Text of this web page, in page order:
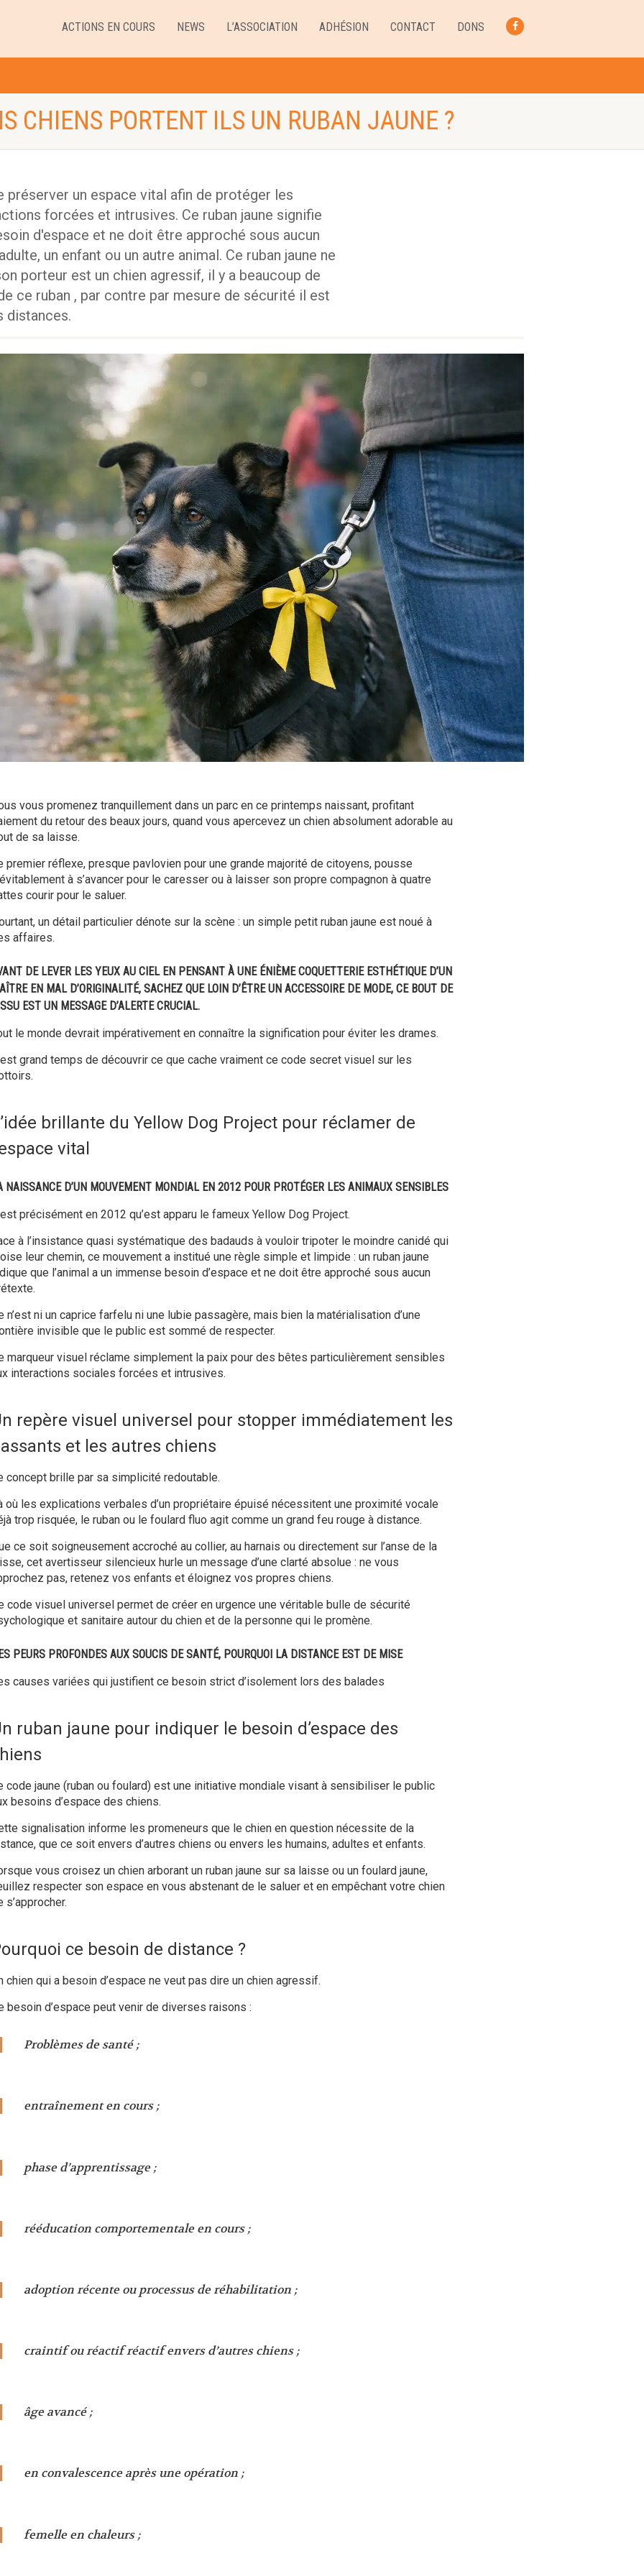
ACTIONS EN COURS NEWS L’ASSOCIATION ADHÉSION CONTACT DONS
CHIENS PORTENT ILS UN RUBAN JAUNE ?
préserver un espace vital afin de protéger les
forcées et intrusives. Ce ruban jaune signifie
d'espace et ne doit être approché sous aucun
un enfant ou un autre animal. Ce ruban jaune ne
porteur est un chien agressif, il y a beaucoup de
ce ruban , par contre par mesure de sécurité il est
distances.
vous promenez tranquillement dans un parc en ce printemps naissant, profitant
du retour des beaux jours, quand vous apercevez un chien absolument adorable au
de sa laisse.
premier réflexe, presque pavlovien pour une grande majorité de citoyens, pousse
à s’avancer pour le caresser ou à laisser son propre compagnon à quatre
courir pour le saluer.
un détail particulier dénote sur la scène : un simple petit ruban jaune est noué à
affaires.
DE LEVER LES YEUX AU CIEL EN PENSANT À UNE ÉNIÈME COQUETTERIE ESTHÉTIQUE D’UN
EN MAL D’ORIGINALITÉ, SACHEZ QUE LOIN D’ÊTRE UN ACCESSOIRE DE MODE, CE BOUT DE
EST UN MESSAGE D’ALERTE CRUCIAL.
le monde devrait impérativement en connaître la signification pour éviter les drames.
grand temps de découvrir ce que cache vraiment ce code secret visuel sur les
brillante du Yellow Dog Project pour réclamer de
vital
NAISSANCE D’UN MOUVEMENT MONDIAL EN 2012 POUR PROTÉGER LES ANIMAUX SENSIBLES
précisément en 2012 qu’est apparu le fameux Yellow Dog Project.
à l’insistance quasi systématique des badauds à vouloir tripoter le moindre canidé qui
leur chemin, ce mouvement a institué une règle simple et limpide : un ruban jaune
que l’animal a un immense besoin d’espace et ne doit être approché sous aucun
n’est ni un caprice farfelu ni une lubie passagère, mais bien la matérialisation d’une
invisible que le public est sommé de respecter.
marqueur visuel réclame simplement la paix pour des bêtes particulièrement sensibles
interactions sociales forcées et intrusives.
repère visuel universel pour stopper immédiatement les
et les autres chiens
concept brille par sa simplicité redoutable.
où les explications verbales d’un propriétaire épuisé nécessitent une proximité vocale
trop risquée, le ruban ou le foulard fluo agit comme un grand feu rouge à distance.
ce soit soigneusement accroché au collier, au harnais ou directement sur l’anse de la
cet avertisseur silencieux hurle un message d’une clarté absolue : ne vous
pas, retenez vos enfants et éloignez vos propres chiens.
code visuel universel permet de créer en urgence une véritable bulle de sécurité
et sanitaire autour du chien et de la personne qui le promène.
PEURS PROFONDES AUX SOUCIS DE SANTÉ, POURQUOI LA DISTANCE EST DE MISE
causes variées qui justifient ce besoin strict d’isolement lors des balades
ruban jaune pour indiquer le besoin d’espace des
code jaune (ruban ou foulard) est une initiative mondiale visant à sensibiliser le public
besoins d’espace des chiens.
signalisation informe les promeneurs que le chien en question nécessite de la
que ce soit envers d’autres chiens ou envers les humains, adultes et enfants.
vous croisez un chien arborant un ruban jaune sur sa laisse ou un foulard jaune,
respecter son espace en vous abstenant de le saluer et en empêchant votre chien
s’approcher.
ce besoin de distance ?
chien qui a besoin d’espace ne veut pas dire un chien agressif.
besoin d’espace peut venir de diverses raisons :
Problèmes de santé ;
entraînement en cours ;
phase d’apprentissage ;
rééducation comportementale en cours ;
adoption récente ou processus de réhabilitation ;
craintif ou réactif réactif envers d’autres chiens ;
âge avancé ;
en convalescence après une opération ;
femelle en chaleurs ;